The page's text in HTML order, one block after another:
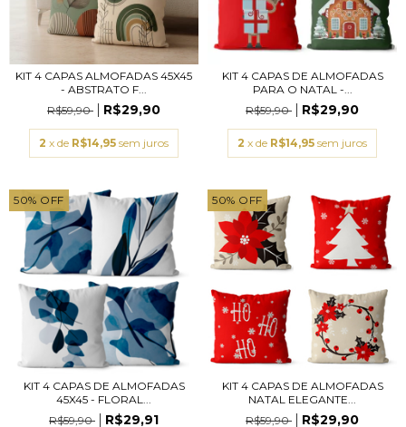
KIT 4 CAPAS ALMOFADAS 45X45
- ABSTRATO F...
R$59,90
R$29,90
2 x de R$14,95 sem juros
KIT 4 CAPAS DE ALMOFADAS
PARA O NATAL -...
R$59,90
R$29,90
2 x de R$14,95 sem juros
50% OFF
KIT 4 CAPAS DE ALMOFADAS
45X45 - FLORAL...
R$59,90
R$29,91
50% OFF
KIT 4 CAPAS DE ALMOFADAS
NATAL ELEGANTE...
R$59,90
R$29,90